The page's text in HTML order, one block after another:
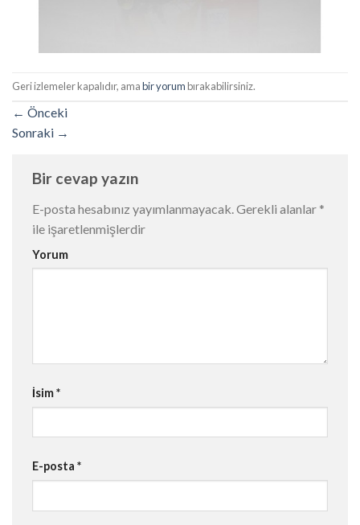
Geri izlemeler kapalıdır, amabir yorumbırakabilirsiniz.
← Önceki
Sonraki →
Bir cevap yazın
E-posta hesabınız yayımlanmayacak. Gerekli alanlar *
ile işaretlenmişlerdir
Yorum
İsim*
E-posta *